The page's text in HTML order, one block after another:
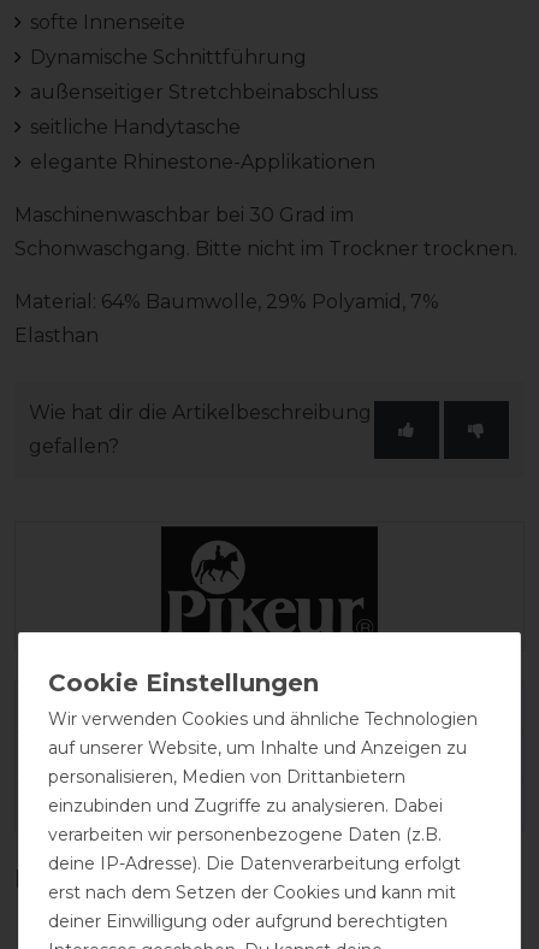
softe Innenseite
Dynamische Schnittführung
außenseitiger Stretchbeinabschluss
seitliche Handytasche
elegante Rhinestone-Applikationen
Maschinenwaschbar bei 30 Grad im
Schonwaschgang. Bitte nicht im Trockner trocknen.
Material: 64% Baumwolle, 29% Polyamid, 7%
Elasthan
Wie hat dir die Artikelbeschreibung
gefallen?
SKU: PIK-145507-402-010-32
EAN:4062427784723
Kundenrezensionen
Wir verwenden Cookies und ähnliche Technologien
auf unserer Website, um Inhalte und Anzeigen zu
personalisieren, Medien von Drittanbietern
einzubinden und Zugriffe zu analysieren. Dabei
verarbeiten wir personenbezogene Daten (z.B.
deine IP-Adresse). Die Datenverarbeitung erfolgt
erst nach dem Setzen der Cookies und kann mit
deiner Einwilligung oder aufgrund berechtigten